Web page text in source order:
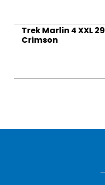
Trek Marlin 4 XXL 29
Crimson